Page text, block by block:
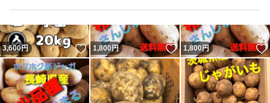
3,600円 いいね！
1,800 円 いいね！
1,800 円